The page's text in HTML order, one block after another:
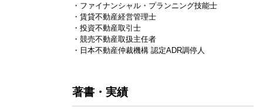
・ファイナンシャル・プランニング技能士
・賃貸不動産経営管理士
・投資不動産取引士
・競売不動産取扱主任者
・日本不動産仲裁機構 認定ADR調停人
著書・実績